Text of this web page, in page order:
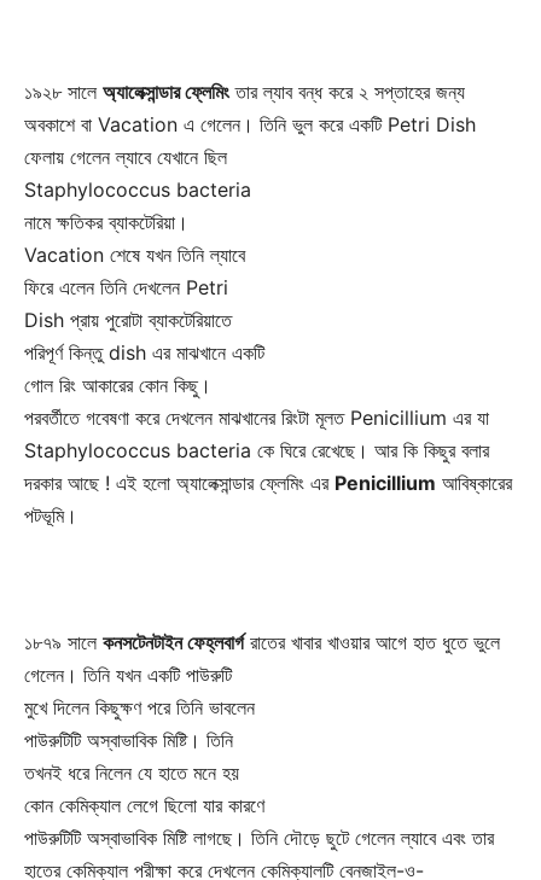
১৯২৮ সালে অ্যালেক্সান্ডার ফ্লেমিংতার ল্যাব বন্ধ করে ২ সপ্তাহের জন্য
অবকাশে বা Vacation এ গেলেন। তিনি ভুল করে একটি Petri Dish
ফেলায় গেলেন ল্যাবে যেখানে ছিল
Staphylococcus bacteria
নামে ক্ষতিকর ব্যাকটেরিয়া।
Vacation শেষে যখন তিনি ল্যাবে
ফিরে এলেন তিনি দেখলেন Petri
Dish প্রায় পুরোটা ব্যাকটেরিয়াতে
পরিপূর্ণ কিন্তু dish এর মাঝখানে একটি
গোল রিং আকারের কোন কিছু।
পরবর্তীতে গবেষণা করে দেখলেন মাঝখানের রিংটা মূলত Penicillium এর যা
Staphylococcus bacteria কে ঘিরে রেখেছে। আর কি কিছুর বলার
দরকার আছে ! এই হলো অ্যালেক্সান্ডার ফ্লেমিং এর Penicillium আবিষ্কারের
পটভূমি।
১৮৭৯ সালে কনসটেনটাইন ফেহ্লবার্গরাতের খাবার খাওয়ার আগে হাত ধুতে ভুলে
গেলেন। তিনি যখন একটি পাউরুটি
মুখে দিলেন কিছুক্ষণ পরে তিনি ভাবলেন
পাউরুটিটি অস্বাভাবিক মিষ্টি। তিনি
তখনই ধরে নিলেন যে হাতে মনে হয়
কোন কেমিক্যাল লেগে ছিলো যার কারণে
পাউরুটিটি অস্বাভাবিক মিষ্টি লাগছে। তিনি দৌড়ে ছুটে গেলেন ল্যাবে এবং তার
হাতের কেমিক্যাল পরীক্ষা করে দেখলেন কেমিক্যালটি বেনজাইল-ও-